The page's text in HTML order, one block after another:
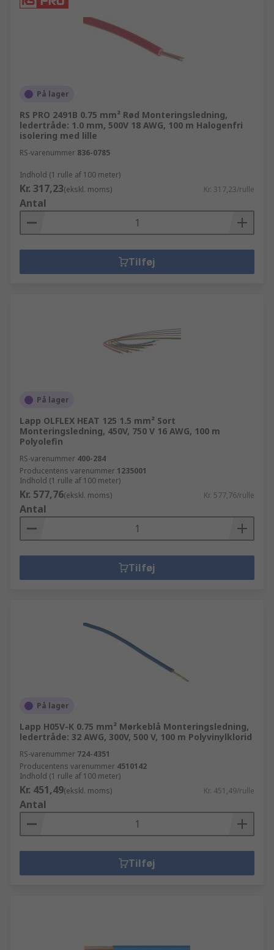
På lager
RS PRO 2491B 0.75 mm² Rød Monteringsledning,
ledertråde: 1.0 mm, 500V 18 AWG, 100 m Halogenfri
isolering med lille
RS-varenummer 836-0785
Indhold (1 rulle af 100 meter)
Kr. 317,23(ekskl. moms) Kr. 317,23/rulle
Antal
Tilføj
På lager
Lapp OLFLEX HEAT 125 1.5 mm² Sort
Monteringsledning, 450V, 750 V 16 AWG, 100 m
Polyolefin
RS-varenummer 400-284
Producentens varenummer 1235001
Indhold (1 rulle af 100 meter)
Kr. 577,76(ekskl. moms) Kr. 577,76/rulle
Antal
Tilføj
På lager
Lapp H05V-K 0.75 mm² Mørkeblå Monteringsledning,
ledertråde: 32 AWG, 300V, 500 V, 100 m Polyvinylklorid
RS-varenummer 724-4351
Producentens varenummer 4510142
Indhold (1 rulle af 100 meter)
Kr. 451,49(ekskl. moms) Kr. 451,49/rulle
Antal
Tilføj